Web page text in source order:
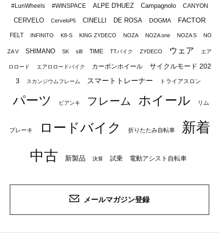
#LunWheels #WINSPACE ALPE D'HUEZ Campagnolo CANYON
CERVELO CerveloP5 CINELLI DE ROSA DOGMA FACTOR
FELT INFINITO K8-S KING ZYDECO NOZA NOZA one NOZA S NO
ZA V SHIMANO SK sl8 TIME TTバイク ZYDECO ウェア エア
ロロード エアロロードバイク カーボンホイール
サイクルモード 202
3
スカンジウムフレーム スマートトレーナー トライアスロン
パーツ ビアンキ フレーム ホイール リム
ブレーキ ロードバイク 折りたたみ自転車
新着
中古
新製品 決算 試乗 電動アシスト自転車
メールマガジン登録